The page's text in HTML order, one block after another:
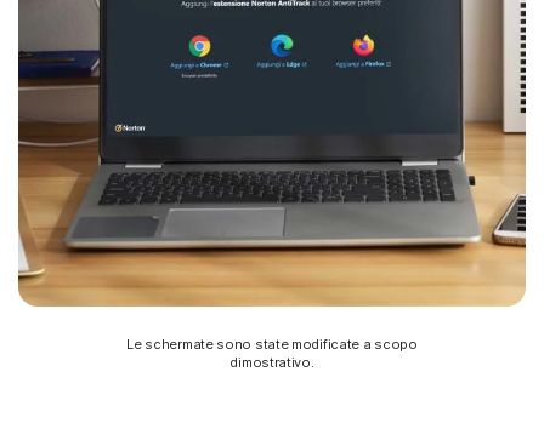
Le schermate sono state modificate a scopo
dimostrativo.